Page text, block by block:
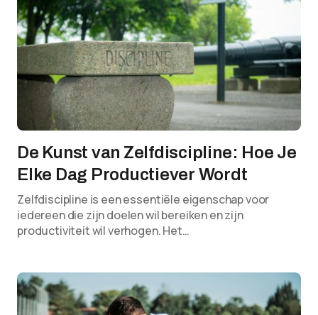
De Kunst van Zelfdiscipline: Hoe Je
Elke Dag Productiever Wordt
Zelfdiscipline is een essentiële eigenschap voor
iedereen die zijn doelen wil bereiken en zijn
productiviteit wil verhogen. Het…